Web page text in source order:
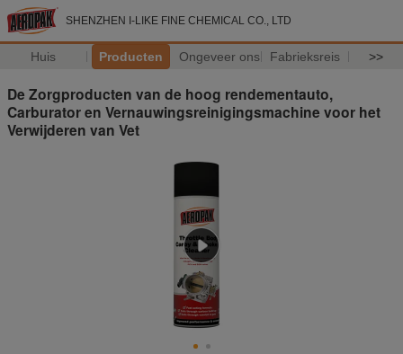
SHENZHEN I-LIKE FINE CHEMICAL CO., LTD
Huis Producten Ongeveer ons Fabrieksreis >>
De Zorgproducten van de hoog rendementauto,
Carburator en Vernauwingsreinigingsmachine voor het
Verwijderen van Vet